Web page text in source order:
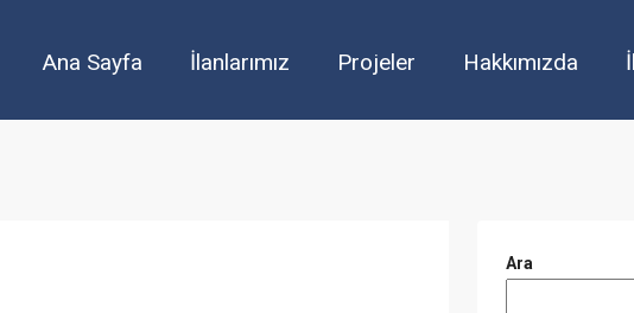
Ana Sayfa İlanlarımız Projeler Hakkımızda
Ara